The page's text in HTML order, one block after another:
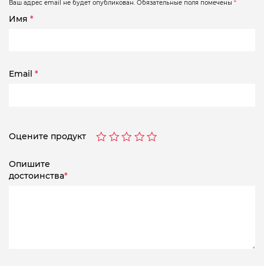
Ваш адрес email не будет опубликован. Обязательные поля помечены *
Имя *
Email *
Оцените продукт
Опишите
достоинства*